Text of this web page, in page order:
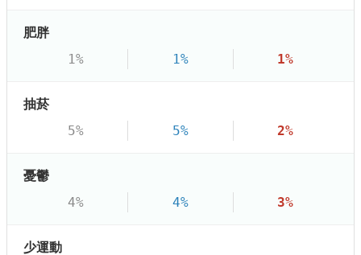
肥胖
1% 1% 1%
抽菸
5% 5% 2%
憂鬱
4% 4% 3%
少運動